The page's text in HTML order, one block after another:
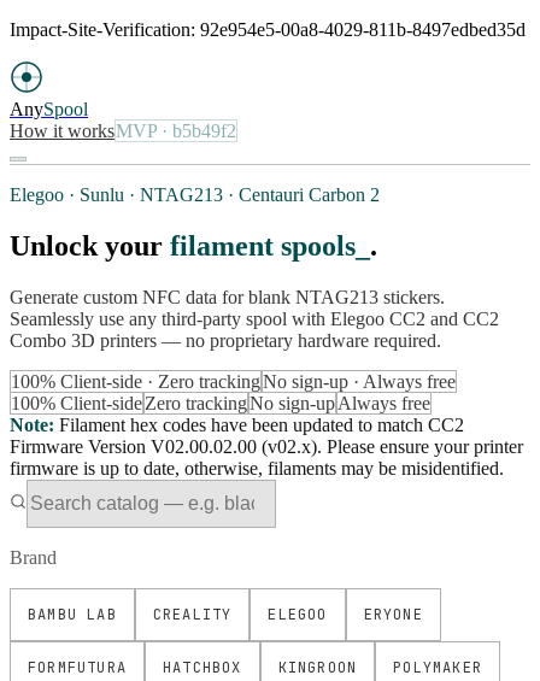
Impact-Site-Verification: 92e954e5-00a8-4029-811b-8497edbed35d
AnySpool
How it worksMVP· b5b49f2
Elegoo · Sunlu · NTAG213 · Centauri Carbon 2
Unlock your filament spools .
Generate custom NFC data for blank NTAG213 stickers.
Seamlessly use any third-party spool with Elegoo CC2 and CC2
Combo 3D printers — no proprietary hardware required.
100% Client-side · Zero trackingNo sign-up · Always free
100% Client-sideZero trackingNo sign-upAlways free
Note: Filament hex codes have been updated to match CC2
Firmware Version V02.00.02.00 (v02.x). Please ensure your printer
firmware is up to date, otherwise, filaments may be misidentified.
Brand
BAMBU LAB CREALITY ELEGOO ERYONE
FORMFUTURA HATCHBOX KINGROON POLYMAKER